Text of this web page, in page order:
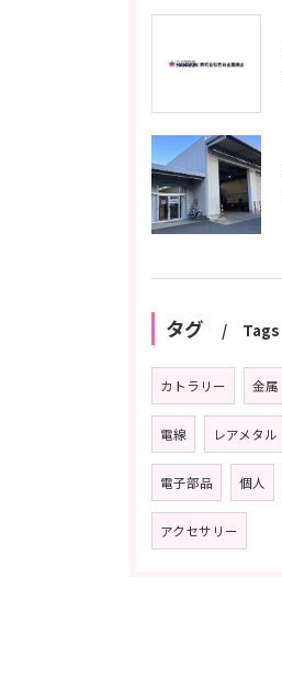
タグ Tags
カトラリー 金属
電線 レアメタル
電子部品 個人
アクセサリー